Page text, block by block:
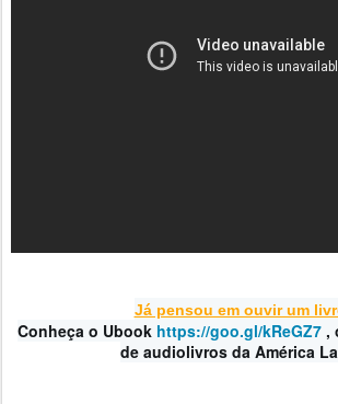
Já pensou em ouvir um
Conheça o Ubook https://goo.gl/kReGZ7 ,
de audiolivros da América